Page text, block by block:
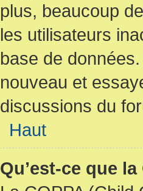
plus, beaucoup
les utilisateurs
base de
nouveau et
discussions du
Haut
Qu’est-ce que la